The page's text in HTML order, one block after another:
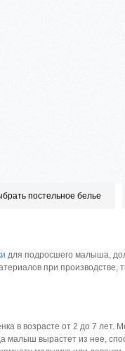
постельное белье
для подросшего малыша,
при производстве,
в возрасте от 2 до 7 лет.
малыш вырастет из нее,